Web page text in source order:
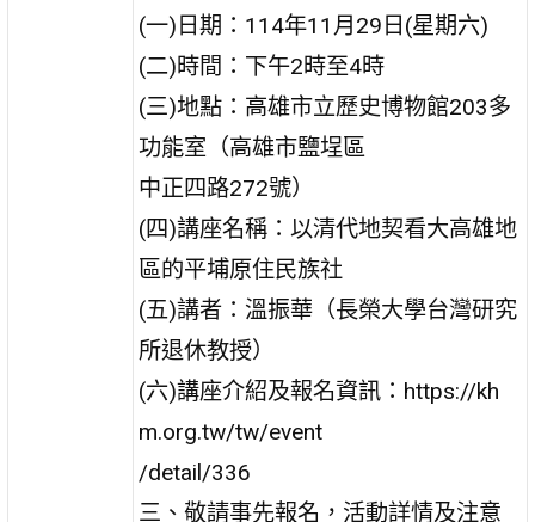
(一)日期：114年11月29日(星期六)
(二)時間：下午2時至4時
(三)地點：高雄市立歷史博物館203多
功能室（高雄市鹽埕區
中正四路272號）
(四)講座名稱：以清代地契看大高雄地
區的平埔原住民族社
(五)講者：溫振華（長榮大學台灣研究
所退休教授）
(六)講座介紹及報名資訊：https://kh
m.org.tw/tw/event
/detail/336
三、敬請事先報名，活動詳情及注意